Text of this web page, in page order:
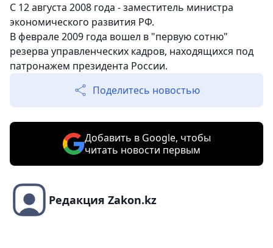
С 12 августа 2008 года - заместитель министра
экономического развития РФ.
В феврале 2009 года вошел в "первую сотню"
резерва управленческих кадров, находящихся под
патронажем президента России.
Поделитесь новостью
Добавить в Google, чтобы
читать новости первым
Редакция Zakon.kz